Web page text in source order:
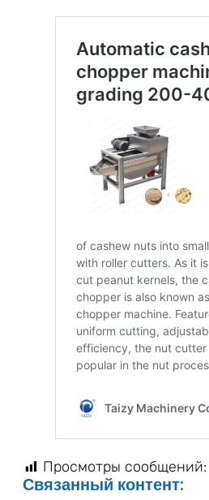
Просмотры сообщений:
Связанный контент: